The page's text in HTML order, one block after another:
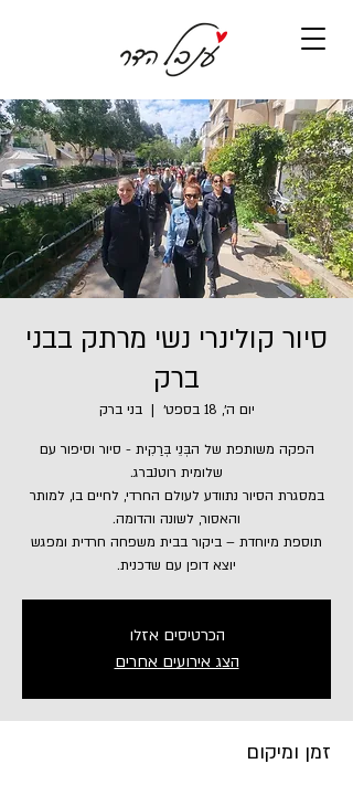
סיור קולינרי נשי מרתק בבני
ברק
יום ה׳, 18 בספט׳
  |
בני ברק
הפקה משותפת של הבְּנֵי בְּרַקִית - סיור וסיפור עם
במסגרת הסיור נתוודע לעולם החרדי, לחיים בו, למותר
תוספת מיוחדת – ביקור בבית משפחה חרדית ומפגש
יוצא דופן עם שדכנית.
הכרטיסים אזלו
הצג אירועים אחרים
זמן ומיקום